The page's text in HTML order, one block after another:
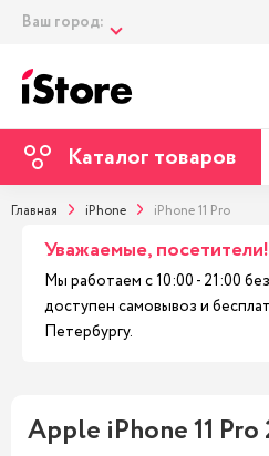
Ваш город:
Каталог товаров
Главная iPhone iPhone 11 Pro
Уважаемые, посетители!
Мы работаем с 10:00 - 21:00
доступен самовывоз и
Петербургу.
Apple iPhone 11